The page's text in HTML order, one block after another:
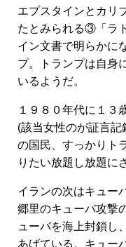
エプスタインとカリ
たとみられる③「ラ
イン文書で明らかに
プ。トランプは自身
いるようだ。
１９８０年代に１３
(該当女性のが証言
の国民、すっかりト
りたい放題し放題に
イランの次はキュー
郷里のキューバ攻撃
ューバを海上封鎖し
あげている。キュー